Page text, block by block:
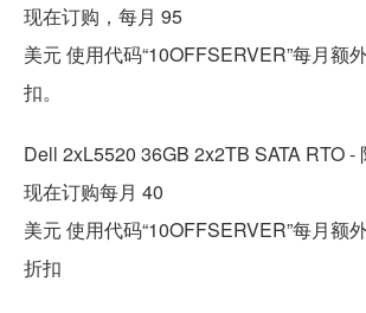
现在订购，每月 95
美元 使用代码“10OFFSERVER”每月额
扣。
Dell 2xL5520 36GB 2x2TB SATA RTO -
现在订购每月 40
美元 使用代码“10OFFSERVER”每月额
折扣